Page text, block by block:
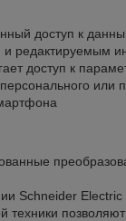
доступ к
и редактируемым
доступ к
или
Schneider Electric
техники позволяют